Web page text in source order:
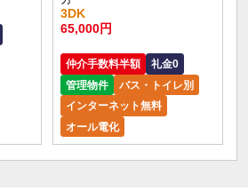
3DK
65,000円
仲介手数料半額
礼金0
管理物件
バス・トイレ別
インターネット無料
オール電化